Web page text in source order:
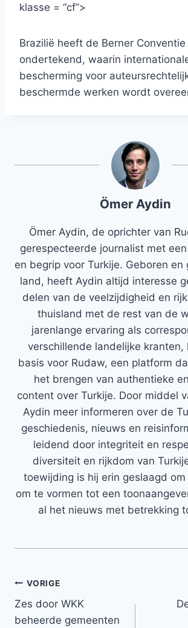
klasse = “cf”>
Brazilië heeft de Berner Conventie
ondertekend, waarin
bescherming voor
beschermde werken wordt
Ömer Aydin
Ömer Aydin, de oprichter van
gerespecteerde journalist met
en begrip voor Turkije. Geboren en
land, heeft Aydin altijd interesse
delen van de veelzijdigheid en
thuisland met de rest van de
jarenlange ervaring als
verschillende landelijke kranten,
basis voor Rudaw, een platform
het brengen van authentieke
content over Turkije. Door middel
Aydin meer informeren over de
geschiedenis, nieuws en
leidend door integriteit en
diversiteit en rijkdom van
toewijding is hij erin geslaagd
om te vormen tot een
al het nieuws met betrekking
Bericht
navigatie
VORIGE
Zes door WKK
beheerde gemeenten